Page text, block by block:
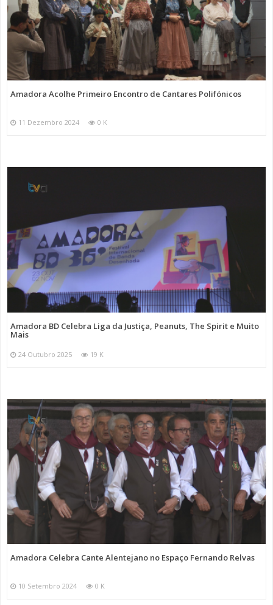
Amadora Acolhe Primeiro Encontro de Cantares Polifónicos
11 Dezembro 2024 0 K
Amadora BD Celebra Liga da Justiça, Peanuts, The Spirit e Muito
Mais
24 Outubro 2025 19 K
Amadora Celebra Cante Alentejano no Espaço Fernando Relvas
10 Setembro 2024 0 K